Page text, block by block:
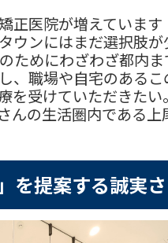
正医院が増えています
ウンにはまだ選択肢が
ためにわざわざ都内
、職場や自宅のあるこ
を受けていただきたい
んの生活圏内である上
を提案する誠実さ